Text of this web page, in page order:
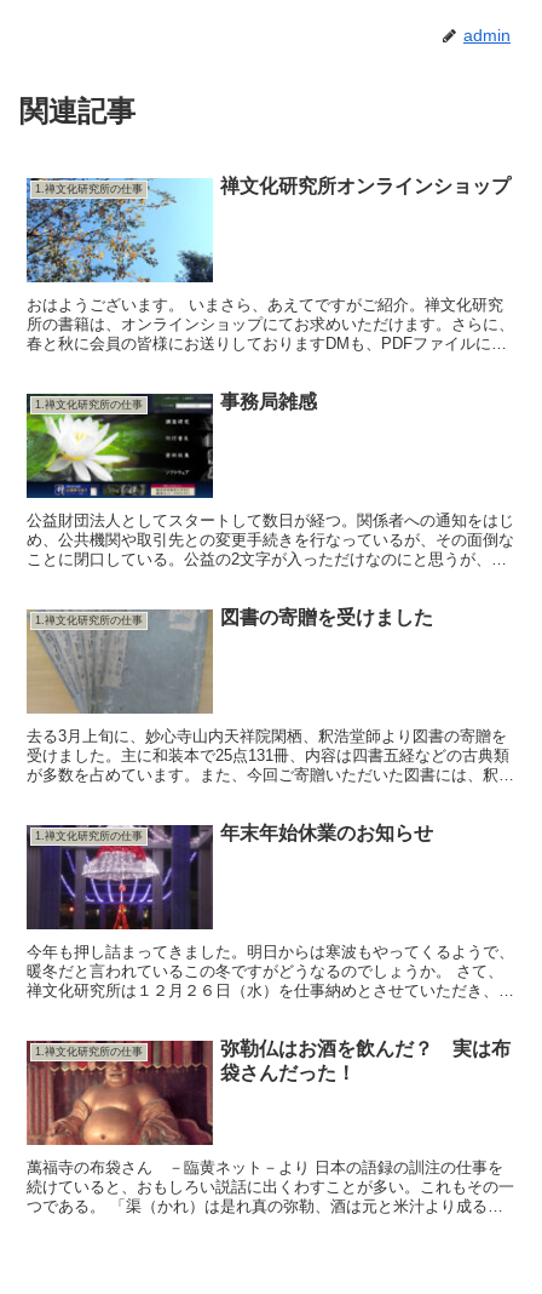
admin
関連記事
1.禅文化研究所の仕事 禅文化研究所オンラインショップ
おはようございます。 いまさら、あえてですがご紹介。禅文化研究
所の書籍は、オンラインショップにてお求めいただけます。さらに、
春と秋に会員の皆様にお送りしておりますDMも、PDFファイルにて
1.禅文化研究所の仕事 事務局雑感
公益財団法人としてスタートして数日が経つ。関係者への通知をはじ
め、公共機関や取引先との変更手続きを行なっているが、その面倒な
ことに閉口している。公益の2文字が入っただけなのにと思うが、組
1.禅文化研究所の仕事 図書の寄贈を受けました
去る3月上旬に、妙心寺山内天祥院閑栖、釈浩堂師より図書の寄贈を
受けました。主に和装本で25点131冊、内容は四書五経などの古典類
が多数を占めています。また、今回ご寄贈いただいた図書には、釈師
1.禅文化研究所の仕事 年末年始休業のお知らせ
今年も押し詰まってきました。明日からは寒波もやってくるようで、
暖冬だと言われているこの冬ですがどうなるのでしょうか。 さて、
禅文化研究所は１２月２６日（水）を仕事納めとさせていただき、翌
1.禅文化研究所の仕事
弥勒仏はお酒を飲んだ？ 実は布
袋さんだった！
萬福寺の布袋さん －臨黄ネット－より 日本の語録の訓注の仕事を
続けていると、おもしろい説話に出くわすことが多い。これもその一
つである。 「渠（かれ）は是れ真の弥勒、酒は元と米汁より成る。